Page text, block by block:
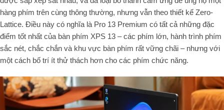
hàng phím trên cùng thông thường, nhưng vẫn theo thiết kế Zero-
Lattice. Điều này có nghĩa là Pro 13 Premium có tất cả những đặc
điểm tốt nhất của bàn phím XPS 13 – các phím lớn, hành trình phím
sắc nét, chắc chắn và khu vực bàn phím rất vững chãi – nhưng với
một cách bố trí ít thử thách hơn cho các phím chức năng.